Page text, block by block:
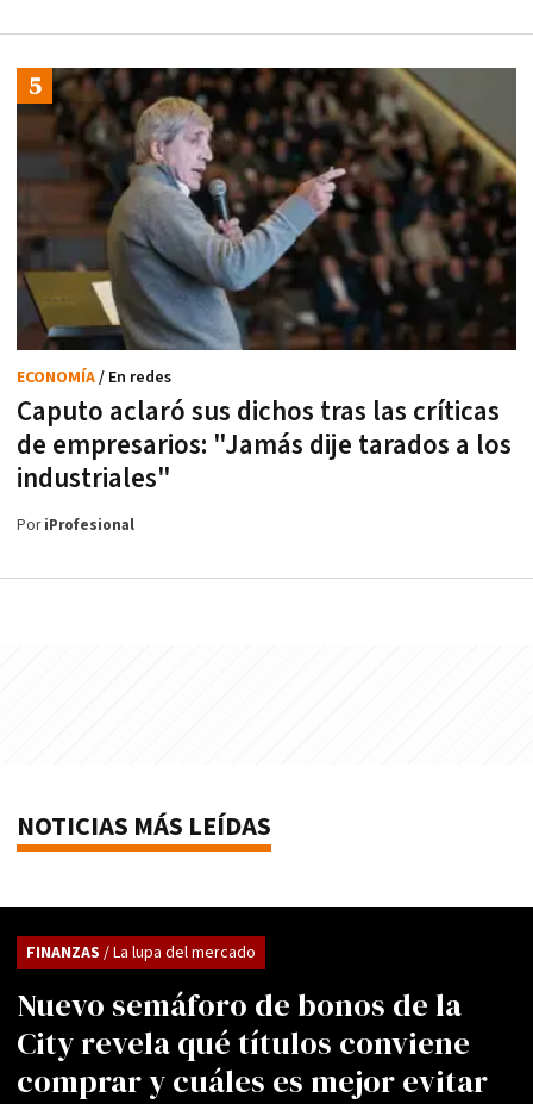
Caputo aclaró sus dichos tras las críticas
de empresarios: "Jamás dije tarados a los
industriales"
ECONOMÍA/ En redes
PoriProfesional
NOTICIAS MÁS LEÍDAS
Nuevo semáforo de bonos de la
City revela qué títulos conviene
comprar y cuáles es mejor evitar
FINANZAS / La lupa del mercado